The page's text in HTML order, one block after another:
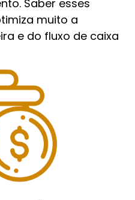
Saber esses
muito a
e do fluxo de caixa